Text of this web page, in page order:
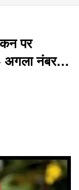
पर
अगला नंबर…